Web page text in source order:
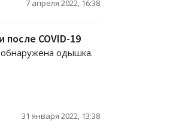
7 апреля 2022, 16:38
COVID-19
обнаружена одышка.
31 января 2022, 13:38